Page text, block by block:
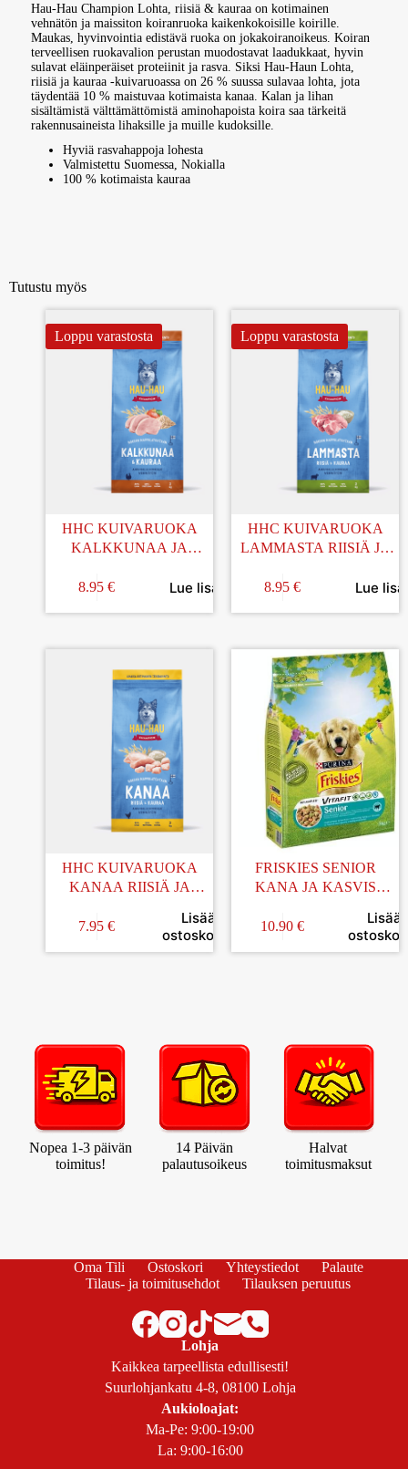
Hau-Hau Champion Lohta, riisiä & kauraa on kotimainen
vehnätön ja maissiton koiranruoka kaikenkokoisille koirille.
Maukas, hyvinvointia edistävä ruoka on jokakoiranoikeus. Koiran
terveellisen ruokavalion perustan muodostavat laadukkaat, hyvin
sulavat eläinperäiset proteiinit ja rasva. Siksi Hau-Haun Lohta,
riisiä ja kauraa -kuivaruoassa on 26 % suussa sulavaa lohta, jota
täydentää 10 % maistuvaa kotimaista kanaa. Kalan ja lihan
sisältämistä välttämättömistä aminohapoista koira saa tärkeitä
rakennusaineista lihaksille ja muille kudoksille.
Hyviä rasvahappoja lohesta
Valmistettu Suomessa, Nokialla
100 % kotimaista kauraa
Tutustu myös
Loppu varastosta
HHC KUIVARUOKA
KALKKUNAA JA
8.95 € Lue lisää
Loppu varastosta
HHC KUIVARUOKA
LAMMASTA RIISIÄ JA
KOIRILLE 2KG
8.95 € Lue
HHC KUIVARUOKA
KANAA RIISIÄ JA
KOIRILLE 2KG
7.95 €
Lisää
ostoskoriin
FRISKIES SENIOR
KANA JA KASVIS
10.90 €
Lisää
Nopea 1-3 päivän
toimitus!
14 Päivän
palautusoikeus
Halvat
toimitusmaksut
Oma Tili Ostoskori Yhteystiedot
Palaute
Tilaus- ja toimitusehdot
Tilauksen peruutus
Lohja
Kaikkea tarpeellista edullisesti!
Suurlohjankatu 4-8, 08100 Lohja
Aukioloajat:
Ma-Pe: 9:00-19:00
La: 9:00-16:00